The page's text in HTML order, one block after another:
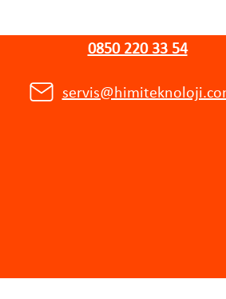
0850 220 33 54